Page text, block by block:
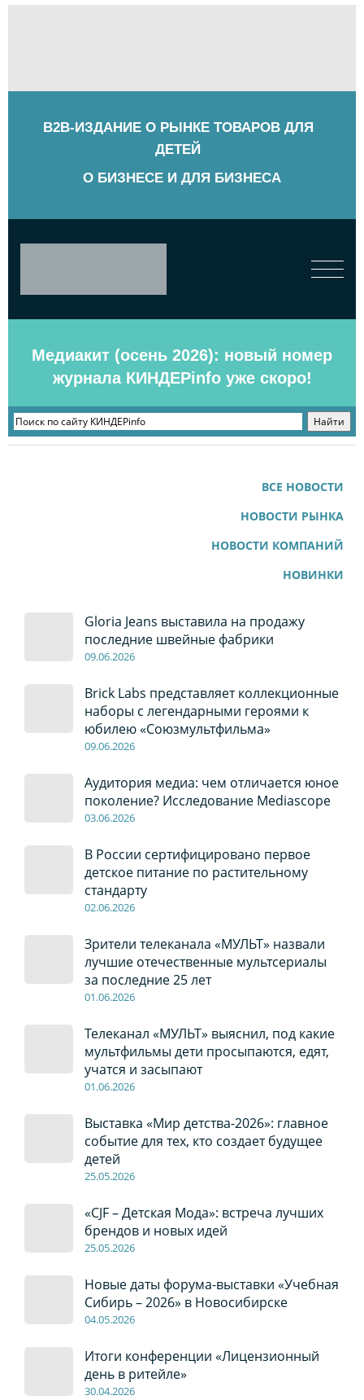
B2B-ИЗДАНИЕ О РЫНКЕ ТОВАРОВ ДЛЯ
ДЕТЕЙ
О БИЗНЕСЕ И ДЛЯ БИЗНЕСА
Медиакит (осень 2026): новый номер
журнала КИНДЕРinfo уже скоро!
ВСЕ НОВОСТИ
НОВОСТИ РЫНКА
НОВОСТИ КОМПАНИЙ
НОВИНКИ
Gloria Jeans выставила на продажу
последние швейные фабрики
09.06.2026
Brick Labs представляет коллекционные
наборы с легендарными героями к
юбилею «Союзмультфильма»
09.06.2026
Аудитория медиа: чем отличается юное
поколение? Исследование Mediascope
03.06.2026
В России сертифицировано первое
детское питание по растительному
стандарту
02.06.2026
Зрители телеканала «МУЛЬТ» назвали
лучшие отечественные мультсериалы
за последние 25 лет
01.06.2026
Телеканал «МУЛЬТ» выяснил, под какие
мультфильмы дети просыпаются, едят,
учатся и засыпают
01.06.2026
Выставка «Мир детства-2026»: главное
событие для тех, кто создает будущее
детей
25.05.2026
«CJF – Детская Мода»: встреча лучших
брендов и новых идей
25.05.2026
Новые даты форума-выставки «Учебная
Сибирь – 2026» в Новосибирске
04.05.2026
Итоги конференции «Лицензионный
день в ритейле»
30.04.2026